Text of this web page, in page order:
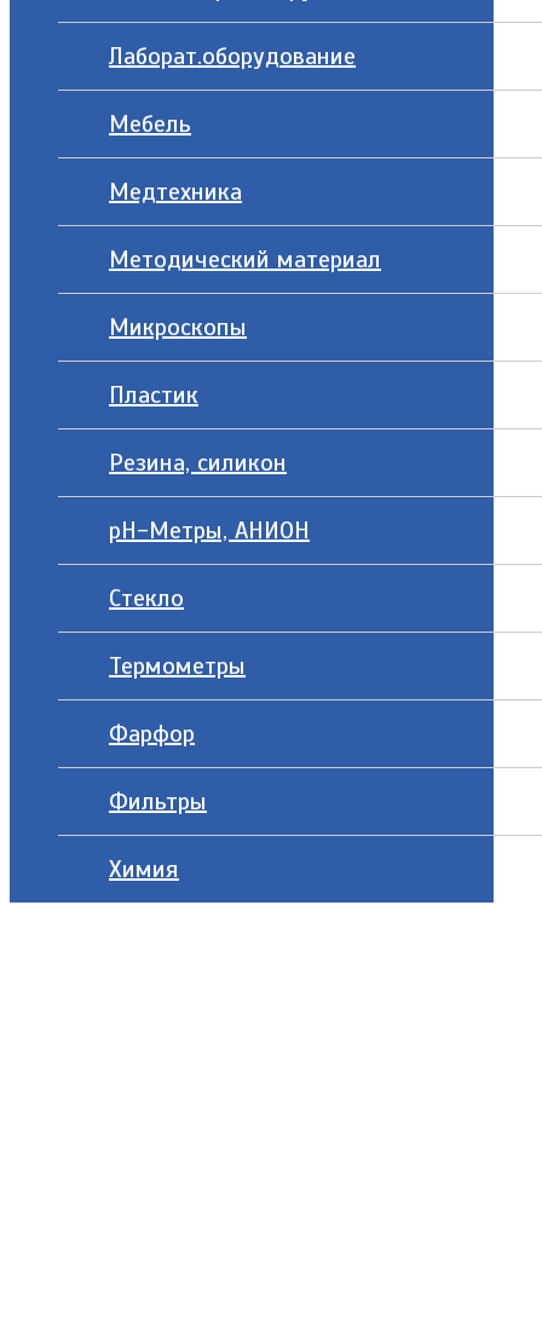
Лаборат.оборудование
Мебель
Медтехника
Методический материал
Микроскопы
Пластик
Резина, силикон
рН-Метры, АНИОН
Стекло
Термометры
Фарфор
Фильтры
Химия